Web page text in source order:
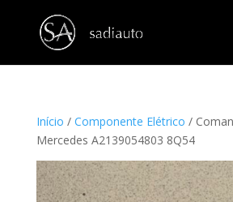
Início / Componente Elétrico /
Mercedes A2139054803 8Q54